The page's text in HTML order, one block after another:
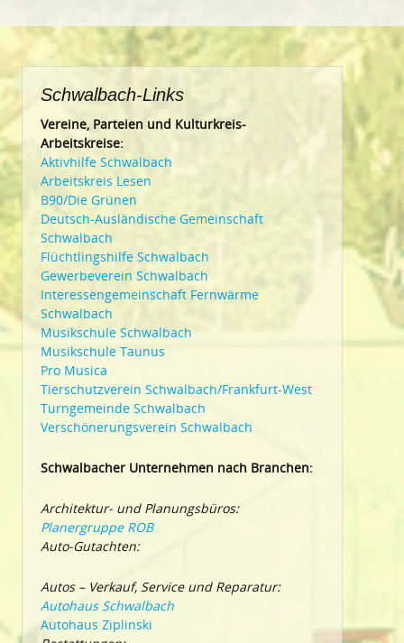
Schwalbach-Links
Vereine, Parteien und Kulturkreis-
Arbeitskreise:
Aktivhilfe Schwalbach
Arbeitskreis Lesen
B90/Die Grünen
Deutsch-Ausländische Gemeinschaft
Schwalbach
Flüchtlingshilfe Schwalbach
Gewerbeverein Schwalbach
Interessengemeinschaft Fernwärme
Schwalbach
Musikschule Schwalbach
Musikschule Taunus
Pro Musica
Tierschutzverein Schwalbach/Frankfurt-West
Turngemeinde Schwalbach
Verschönerungsverein Schwalbach
Schwalbacher Unternehmen nach Branchen:
Architektur- und Planungsbüros:
Planergruppe ROB
Auto-Gutachten:
Autos – Verkauf, Service und Reparatur:
Autohaus Schwalbach
Autohaus Ziplinski